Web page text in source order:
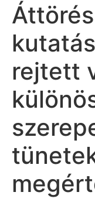
rejtett